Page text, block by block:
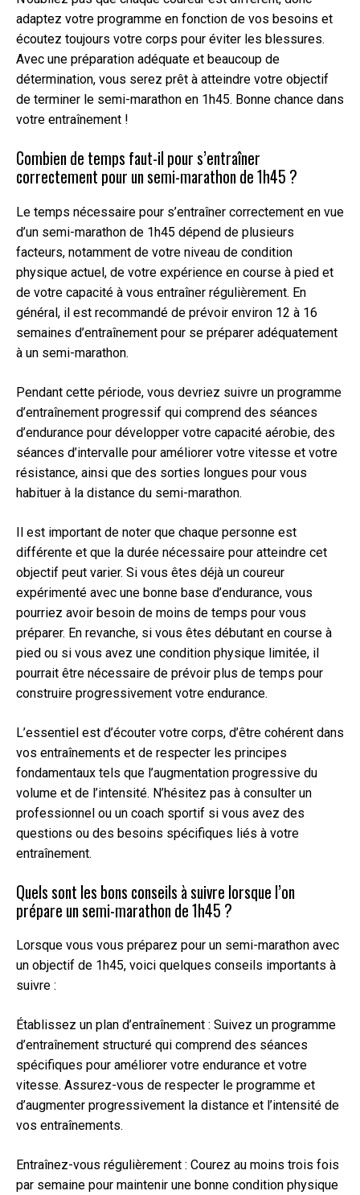
adaptez votre programme en fonction de vos besoins et
écoutez toujours votre corps pour éviter les blessures.
Avec une préparation adéquate et beaucoup de
détermination, vous serez prêt à atteindre votre objectif
de terminer le semi-marathon en 1h45. Bonne chance dans
votre entraînement !
Combien de temps faut-il pour s’entraîner
correctement pour un semi-marathon de 1h45 ?
Le temps nécessaire pour s’entraîner correctement en vue
d’un semi-marathon de 1h45 dépend de plusieurs
facteurs, notamment de votre niveau de condition
physique actuel, de votre expérience en course à pied et
de votre capacité à vous entraîner régulièrement. En
général, il est recommandé de prévoir environ 12 à 16
semaines d’entraînement pour se préparer adéquatement
à un semi-marathon.
Pendant cette période, vous devriez suivre un programme
d’entraînement progressif qui comprend des séances
d’endurance pour développer votre capacité aérobie, des
séances d’intervalle pour améliorer votre vitesse et votre
résistance, ainsi que des sorties longues pour vous
habituer à la distance du semi-marathon.
Il est important de noter que chaque personne est
différente et que la durée nécessaire pour atteindre cet
objectif peut varier. Si vous êtes déjà un coureur
expérimenté avec une bonne base d’endurance, vous
pourriez avoir besoin de moins de temps pour vous
préparer. En revanche, si vous êtes débutant en course à
pied ou si vous avez une condition physique limitée, il
pourrait être nécessaire de prévoir plus de temps pour
construire progressivement votre endurance.
L’essentiel est d’écouter votre corps, d’être cohérent dans
vos entraînements et de respecter les principes
fondamentaux tels que l’augmentation progressive du
volume et de l’intensité. N’hésitez pas à consulter un
professionnel ou un coach sportif si vous avez des
questions ou des besoins spécifiques liés à votre
entraînement.
Quels sont les bons conseils à suivre lorsque l’on
prépare un semi-marathon de 1h45 ?
Lorsque vous vous préparez pour un semi-marathon avec
un objectif de 1h45, voici quelques conseils importants à
suivre :
Établissez un plan d’entraînement : Suivez un programme
d’entraînement structuré qui comprend des séances
spécifiques pour améliorer votre endurance et votre
vitesse. Assurez-vous de respecter le programme et
d’augmenter progressivement la distance et l’intensité de
vos entraînements.
Entraînez-vous régulièrement : Courez au moins trois fois
par semaine pour maintenir une bonne condition physique